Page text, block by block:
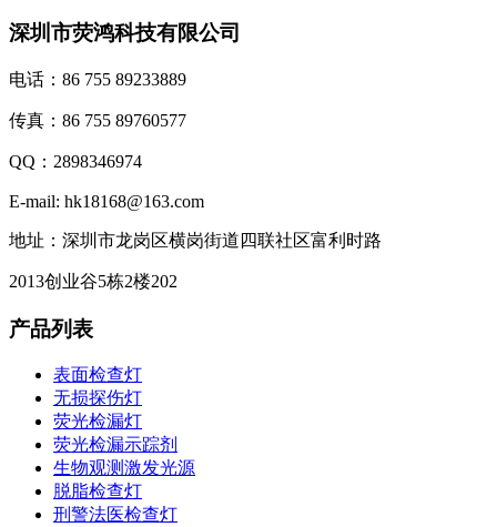
深圳市荧鸿科技有限公司
电话：86 755 89233889
传真：86 755 89760577
QQ：2898346974
E-mail: hk18168@163.com
地址：深圳市龙岗区横岗街道四联社区富利时路
2013创业谷5栋2楼202
产品列表
表面检查灯
无损探伤灯
荧光检漏灯
荧光检漏示踪剂
生物观测激发光源
脱脂检查灯
刑警法医检查灯